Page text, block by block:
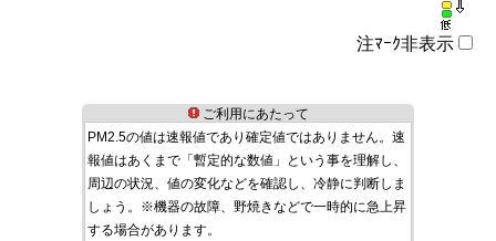
注ﾏｰｸ非表示
ご利用にあたって
PM2.5の値は速報値であり確定値ではありません。速
報値はあくまで「暫定的な数値」という事を理解し、
周辺の状況、値の変化などを確認し、冷静に判断しま
しょう。※機器の故障、野焼きなどで一時的に急上昇
する場合があります。